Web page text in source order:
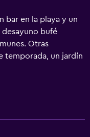
bar en la playa y un
desayuno bufé
Otras
temporada, un jardín
Carabella ofrece
exteriores y caja